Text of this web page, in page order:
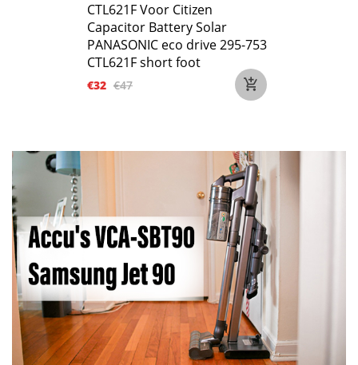
CTL621F Voor Citizen
Capacitor Battery Solar
PANASONIC eco drive 295-753
CTL621F short foot
€32 €47